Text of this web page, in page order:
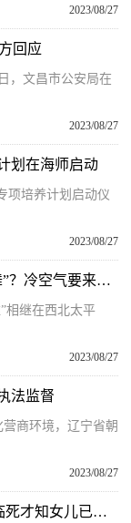
2023/08/27
回应
，文昌市公安局在
2023/08/27
划在海师启动
项培养计划启动仪
2023/08/27
最新！“苏拉”升级为超强台风！“三台共舞”？冷空气要来？未来海南的天气……
相继在西北太平
2023/08/27
法监督
商环境，辽宁省朝
2023/08/27
00年老两口凑7万送女留学，21年未见，临死才知女儿已成德国教授（她还是个少女，几十岁了还是不懂事儿）